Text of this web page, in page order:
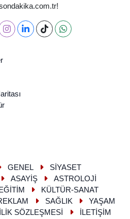
GENEL
SİYASET
ASAYİŞ
ASTROLOJİ
EĞİTİM
KÜLTÜR-SANAT
SAĞLIK
YAŞAM
SÖZLEŞMESİ İLETİŞİM